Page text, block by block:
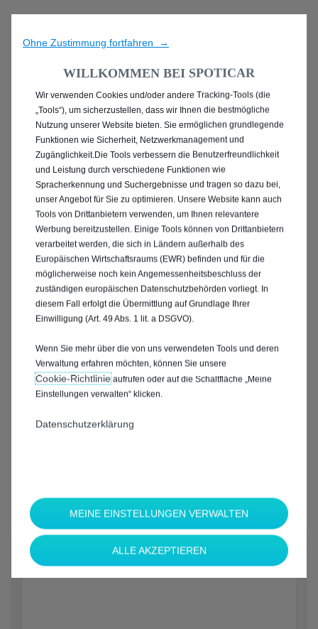
ENTDECKEN SIE ALLE
PEUGEOT 2008 IN
LANGENFELD
(RHEINLAND)
Welche Marke möchten Sie?*
Ohne Zustimmung fortfahren →
WILLKOMMEN BEI SPOTICAR
Wir verwenden Cookies und/oder andere Tracking-Tools (die
„Tools“), um sicherzustellen, dass wir Ihnen die bestmögliche
Nutzung unserer Website bieten. Sie ermöglichen grundlegende
Funktionen wie Sicherheit, Netzwerkmanagement und
Zugänglichkeit.Die Tools verbessern die Benutzerfreundlichkeit
und Leistung durch verschiedene Funktionen wie
Spracherkennung und Suchergebnisse und tragen so dazu bei,
unser Angebot für Sie zu optimieren. Unsere Website kann auch
Tools von Drittanbietern verwenden, um Ihnen relevantere
Werbung bereitzustellen. Einige Tools können von Drittanbietern
verarbeitet werden, die sich in Ländern außerhalb des
Europäischen Wirtschaftsraums (EWR) befinden und für die
möglicherweise noch kein Angemessenheitsbeschluss der
zuständigen europäischen Datenschutzbehörden vorliegt. In
diesem Fall erfolgt die Übermittlung auf Grundlage Ihrer
Einwilligung (Art. 49 Abs. 1 lit. a DSGVO).
Wenn Sie mehr über die von uns verwendeten Tools und deren
Verwaltung erfahren möchten, können Sie unsere
Cookie‑Richtlinieaufrufen oder auf die Schaltfläche „Meine
Einstellungen verwalten“ klicken.
Datenschutzerklärung
MEINE EINSTELLUNGEN VERWALTEN
ALLE AKZEPTIEREN